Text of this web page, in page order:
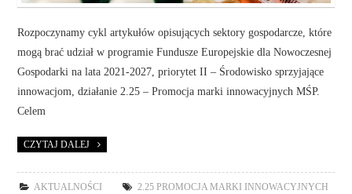
Rozpoczynamy cykl artykułów opisujących sektory gospodarcze, które
mogą brać udział w programie Fundusze Europejskie dla Nowoczesnej
Gospodarki na lata 2021-2027, priorytet II – Środowisko sprzyjające
innowacjom, działanie 2.25 – Promocja marki innowacyjnych MŚP.
Celem
CZYTAJ DALEJ
AKTUALNOŚCI
2.25 PROMOCJA MARKI INNOWACYJNYCH